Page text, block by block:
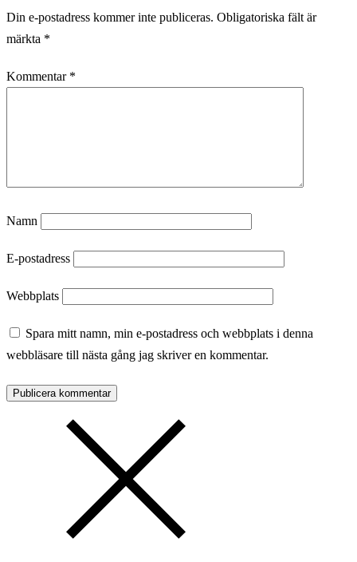
Din e-postadress kommer inte publiceras. Obligatoriska fält är
märkta *
Kommentar *
Namn
E-postadress
Webbplats
Spara mitt namn, min e-postadress och webbplats i denna
webbläsare till nästa gång jag skriver en kommentar.